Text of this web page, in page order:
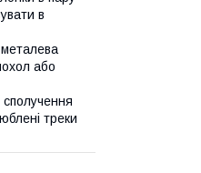
в
або
треки